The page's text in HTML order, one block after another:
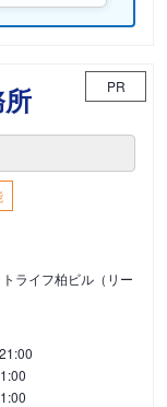
PR
ライフ柏ビル（リー